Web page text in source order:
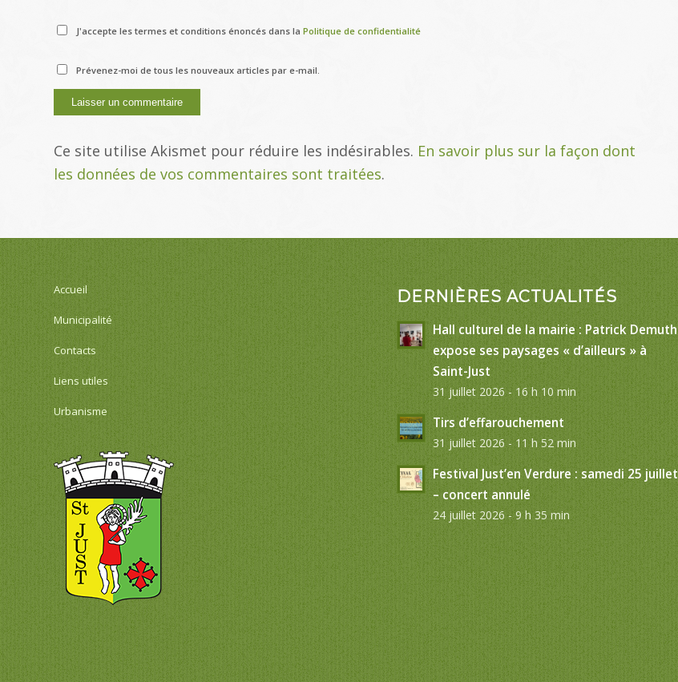
J'accepte les termes et conditions énoncés dans la Politique de confidentialité
Prévenez-moi de tous les nouveaux articles par e-mail.
Ce site utilise Akismet pour réduire les indésirables. En savoir plus sur la façon dont
les données de vos commentaires sont traitées.
Accueil
Municipalité
Contacts
Liens utiles
Urbanisme
DERNIÈRES ACTUALITÉS
Hall culturel de la mairie : Patrick Demuth
expose ses paysages « d’ailleurs » à
Saint-Just
31 juillet 2026 - 16 h 10 min
Tirs d’effarouchement
31 juillet 2026 - 11 h 52 min
Festival Just’en Verdure : samedi 25 juillet
– concert annulé
24 juillet 2026 - 9 h 35 min